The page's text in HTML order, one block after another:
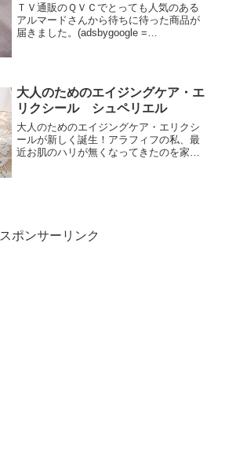
ＴＶ通販のＱＶＣでとっても人気のある
アルマードさんから待ちに待った商品が
届きました。(adsbygoogle =
大人のためのエイジングケア・エ
リクシール シュペリエル
大人のためのエイジングケア・エリクシ
ールが新しく誕生！アラフィフの私、最
近お肌のハリが無くなってきたのを家族
スポンサーリンク